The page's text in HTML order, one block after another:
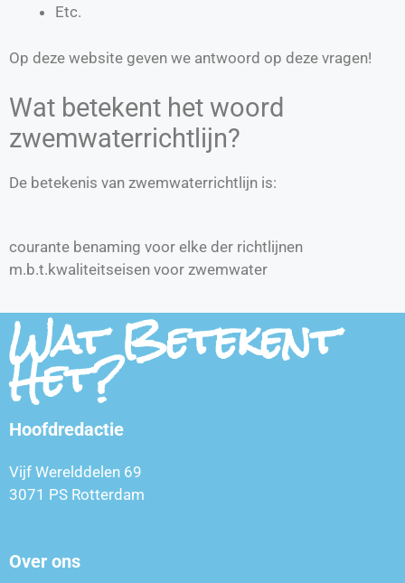
Etc.
Op deze website geven we antwoord op deze vragen!
Wat betekent het woord
zwemwaterrichtlijn?
De betekenis van zwemwaterrichtlijn is:
courante benaming voor elke der richtlijnen
m.b.t.kwaliteitseisen voor zwemwater
Wat Betekent
Het?
Hoofdredactie
Vijf Werelddelen 69
3071 PS Rotterdam
Over ons